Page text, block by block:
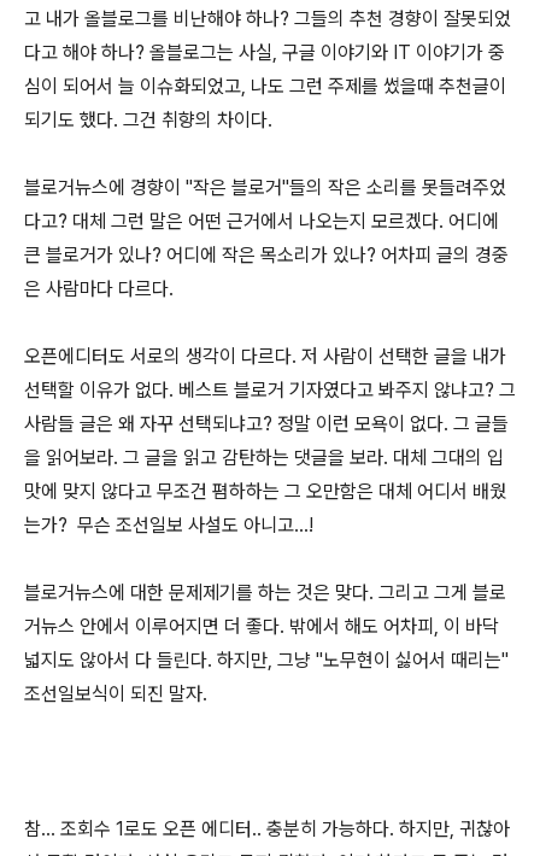
고 내가 올블로그를 비난해야 하나? 그들의 추천 경향이 잘못되었
다고 해야 하나? 올블로그는 사실, 구글 이야기와 IT 이야기가 중
심이 되어서 늘 이슈화되었고, 나도 그런 주제를 썼을때 추천글이
되기도 했다. 그건 취향의 차이다.
블로거뉴스에 경향이 "작은 블로거"들의 작은 소리를 못들려주었
다고? 대체 그런 말은 어떤 근거에서 나오는지 모르겠다. 어디에
큰 블로거가 있나? 어디에 작은 목소리가 있나? 어차피 글의 경중
은 사람마다 다르다.
오픈에디터도 서로의 생각이 다르다. 저 사람이 선택한 글을 내가
선택할 이유가 없다. 베스트 블로거 기자였다고 봐주지 않냐고? 그
사람들 글은 왜 자꾸 선택되냐고? 정말 이런 모욕이 없다. 그 글들
을 읽어보라. 그 글을 읽고 감탄하는 댓글을 보라. 대체 그대의 입
맛에 맞지 않다고 무조건 폄하하는 그 오만함은 대체 어디서 배웠
는가? 무슨 조선일보 사설도 아니고...!
블로거뉴스에 대한 문제제기를 하는 것은 맞다. 그리고 그게 블로
거뉴스 안에서 이루어지면 더 좋다. 밖에서 해도 어차피, 이 바닥
넓지도 않아서 다 들린다. 하지만, 그냥 "노무현이 싫어서 때리는"
조선일보식이 되진 말자.
참... 조회수 1로도 오픈 에디터.. 충분히 가능하다. 하지만, 귀찮아